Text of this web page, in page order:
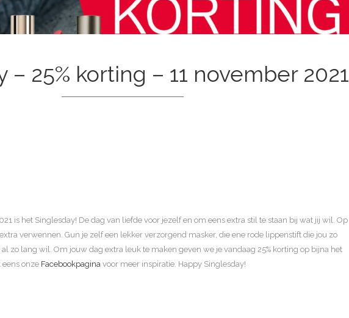
– 25% korting – 11 november 2021
is het Singlesday! De dag van liefde voor jezelf en om eens extra stil te staan bij wat jij wil. Op
verwennen. Gun je zelf een lekker verzorgend masker, die ene rode lippenstift die jou zo
zo lang wil. Om jouw dag extra leuk te maken geven we je vandaag 25% korting op bijna het
eens onze Facebookpaginavoor meer inspiratie. Happy Singlesday!